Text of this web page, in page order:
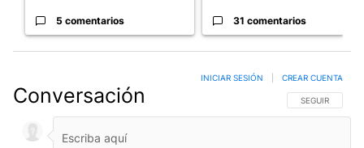
5 comentarios 31 comentarios
Conversación SIGA ESTA
SEGUIR
INICIAR SESIÓN CREAR CUENTA